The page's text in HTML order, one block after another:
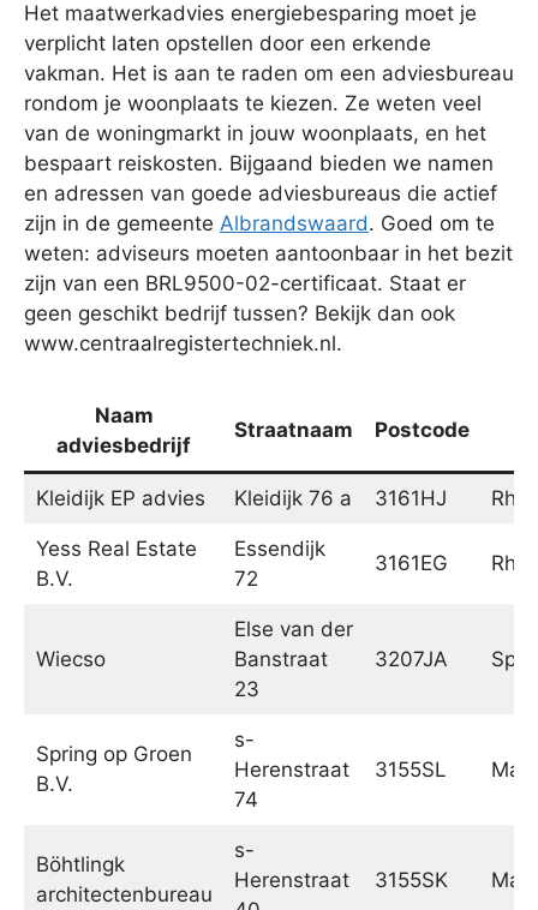
Het maatwerkadvies energiebesparing moet je
verplicht laten opstellen door een erkende
vakman. Het is aan te raden om een adviesbureau
rondom je woonplaats te kiezen. Ze weten veel
van de woningmarkt in jouw woonplaats, en het
bespaart reiskosten. Bijgaand bieden we namen
en adressen van goede adviesbureaus die actief
zijn in de gemeente Albrandswaard. Goed om te
weten: adviseurs moeten aantoonbaar in het bezit
zijn van een BRL9500-02-certificaat. Staat er
geen geschikt bedrijf tussen? Bekijk dan ook
www.centraalregistertechniek.nl.
Naam
adviesbedrijf
Straatnaam Postcode
Kleidijk EP advies Kleidijk 76 a 3161HJ
Yess Real Estate
B.V.
Essendijk
72
3161EG
Wiecso
Else van der
Banstraat
23
3207JA
Spring op Groen
B.V.
s-
Herenstraat
74
3155SL
Böhtlingk
architectenbureau
s-
Herenstraat
3155SK